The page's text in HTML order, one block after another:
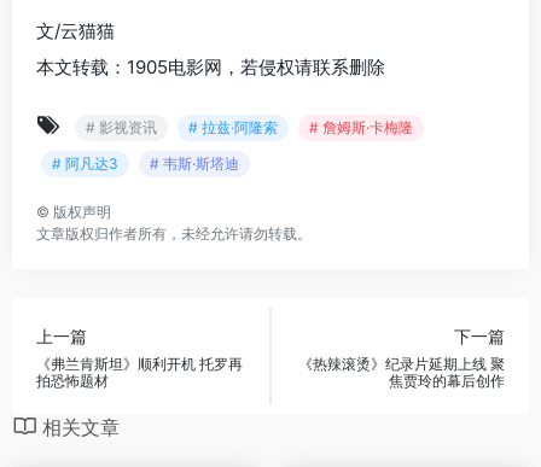
文/云猫猫
本文转载：1905电影网，若侵权请联系删除
# 影视资讯 # 拉兹·阿隆索
# 詹姆斯·卡梅隆
# 阿凡达3
# 韦斯·斯塔迪
© 版权声明
文章版权归作者所有，未经允许请勿转载。
上一篇
《弗兰肯斯坦》顺利开机 托罗再
拍恐怖题材
下一篇
《热辣滚烫》纪录片延期上线 聚
焦贾玲的幕后创作
相关文章